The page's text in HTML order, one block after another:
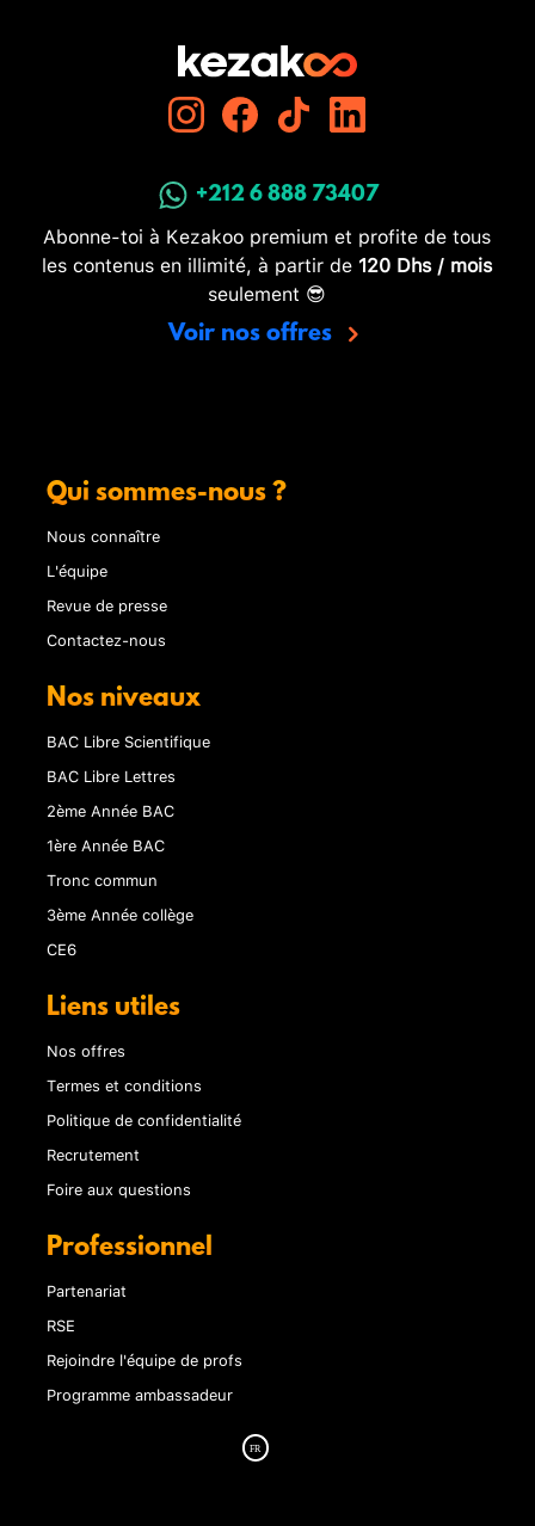
+212 6 888 73407
Abonne-toi à Kezakoo premium et profite de tous
les contenus en illimité, à partir de 120 Dhs / mois
seulement 😎
Voir nos offres
Qui sommes-nous ?
Nous connaître
L'équipe
Revue de presse
Contactez-nous
Nos niveaux
BAC Libre Scientifique
BAC Libre Lettres
2ème Année BAC
1ère Année BAC
Tronc commun
3ème Année collège
CE6
Liens utiles
Nos offres
Termes et conditions
Politique de confidentialité
Recrutement
Foire aux questions
Professionnel
Partenariat
RSE
Rejoindre l'équipe de profs
Programme ambassadeur